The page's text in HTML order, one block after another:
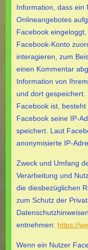
Information, dass ein
Onlineangebotes
Facebook
Facebook-Konto
interagieren, zum
einen Kommentar
Information von
und dort
Facebook ist,
Facebook seine IP-
speichert. Laut
anonymisierte IP-
Zweck und Umfang
Verarbeitung und
die diesbezüglichen
zum Schutz der
entnehmen: https://
Wenn ein Nutzer